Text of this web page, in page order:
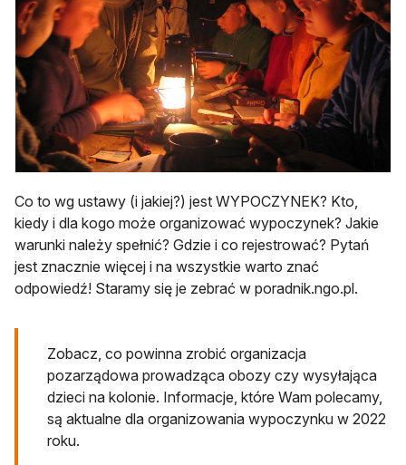
Co to wg ustawy (i jakiej?) jest WYPOCZYNEK? Kto,
kiedy i dla kogo może organizować wypoczynek? Jakie
warunki należy spełnić? Gdzie i co rejestrować? Pytań
jest znacznie więcej i na wszystkie warto znać
odpowiedź! Staramy się je zebrać w poradnik.ngo.pl.
Zobacz, co powinna zrobić organizacja
pozarządowa prowadząca obozy czy wysyłająca
dzieci na kolonie. Informacje, które Wam polecamy,
są aktualne dla organizowania wypoczynku w 2022
roku.